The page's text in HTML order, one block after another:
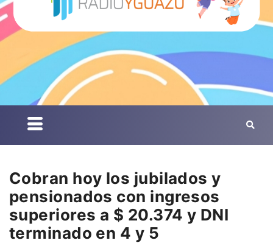
Cobran hoy los jubilados y
pensionados con ingresos
superiores a $ 20.374 y DNI
terminado en 4 y 5